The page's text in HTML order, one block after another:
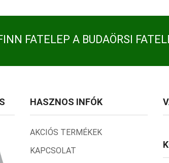
FATELEP A BUDAÖRSI
HASZNOS INFÓK
AKCIÓS TERMÉKEK
KAPCSOLAT